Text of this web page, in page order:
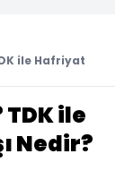
ile Hafriyat
TDK ile
Nedir?